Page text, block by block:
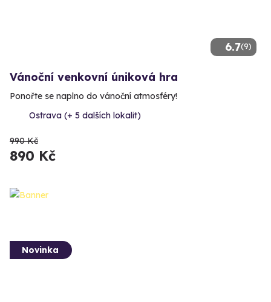
6.7(9)
Vánoční venkovní úniková hra
Ponořte se naplno do vánoční atmosféry!
Ostrava (+ 5 dalších lokalit)
990 Kč
890 Kč
Novinka